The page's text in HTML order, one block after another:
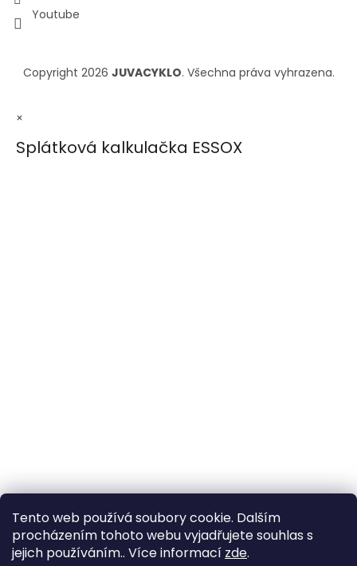
Tento web používá soubory cookie. Dalším
procházením tohoto webu vyjadřujete souhlas s
jejich používáním.. Více informací zde.
Youtube
Copyright 2026 JUVACYKLO. Všechna práva vyhrazena.
×
Splátková kalkulačka ESSOX